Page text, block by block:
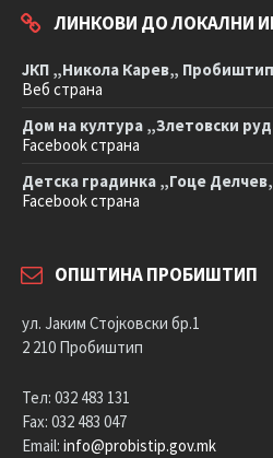
ЛИНКОВИ ДО ЛОКАЛНИ
ЈКП „Никола Карев„ Пробиштип
Веб страна
Дом на култура „Злетовски
Facebook страна
Детска градинка „Гоце
Facebook страна
ОПШТИНА ПРОБИШТИП
ул. Јаким Стојковски бр.1
2 210 Пробиштип
Тел: 032 483 131
Fax: 032 483 047
Email: info@probistip.gov.mk